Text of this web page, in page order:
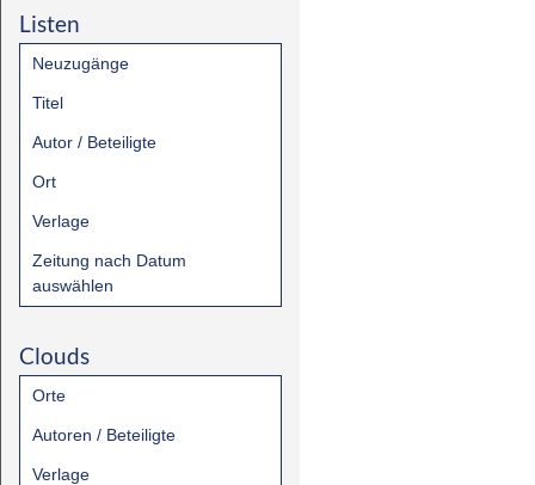
Listen
Neuzugänge
Titel
Autor / Beteiligte
Ort
Verlage
Zeitung nach Datum
auswählen
Clouds
Orte
Autoren / Beteiligte
Verlage